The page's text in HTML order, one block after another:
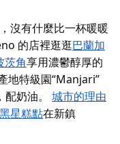
沒有什麼比一杯暖暖
的店裡逛逛巴蘭加
茨角享用濃鬱醇厚的
地特級園“Manjari”
，配奶油。 城市的理由
黑星糕點在新鎮